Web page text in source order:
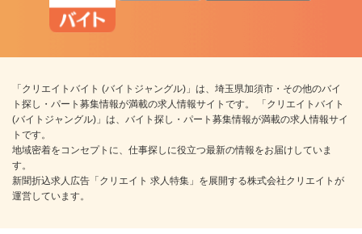
「クリエイトバイト (バイトジャングル)」は、埼玉県加須市・その他のバイ
ト探し・パート募集情報が満載の求人情報サイトです。 「クリエイトバイト
(バイトジャングル)」は、バイト探し・パート募集情報が満載の求人情報サイ
トです。
地域密着をコンセプトに、仕事探しに役立つ最新の情報をお届けしていま
す。
新聞折込求人広告「クリエイト 求人特集」を展開する株式会社クリエイトが
運営しています。